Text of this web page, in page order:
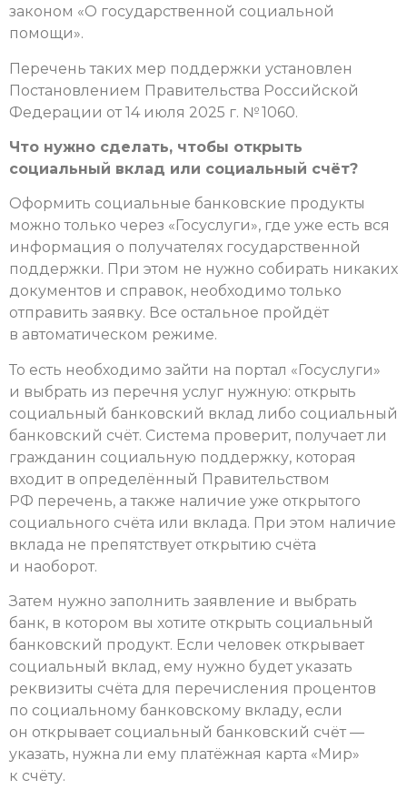
законом «О государственной социальной
помощи».
Перечень таких мер поддержки установлен
Постановлением Правительства Российской
Федерации от 14 июля 2025 г. № 1060.
Что нужно сделать, чтобы открыть
социальный вклад или социальный счёт?
Оформить социальные банковские продукты
можно только через «Госуслуги», где уже есть вся
информация о получателях государственной
поддержки. При этом не нужно собирать никаких
документов и справок, необходимо только
отправить заявку. Все остальное пройдёт
в автоматическом режиме.
То есть необходимо зайти на портал «Госуслуги»
и выбрать из перечня услуг нужную: открыть
социальный банковский вклад либо социальный
банковский счёт. Система проверит, получает ли
гражданин социальную поддержку, которая
входит в определённый Правительством
РФ перечень, а также наличие уже открытого
социального счёта или вклада. При этом наличие
вклада не препятствует открытию счёта
и наоборот.
Затем нужно заполнить заявление и выбрать
банк, в котором вы хотите открыть социальный
банковский продукт. Если человек открывает
социальный вклад, ему нужно будет указать
реквизиты счёта для перечисления процентов
по социальному банковскому вкладу, если
он открывает социальный банковский счёт —
указать, нужна ли ему платёжная карта «Мир»
к счёту.